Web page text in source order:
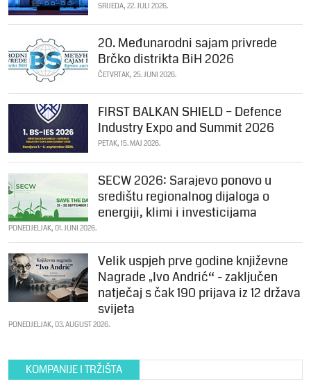
SRIJEDA, 22. JULI 2026.
20. Međunarodni sajam privrede
Brčko distrikta BiH 2026
ČETVRTAK, 25. JUNI 2026.
FIRST BALKAN SHIELD – Defence
Industry Expo and Summit 2026
PETAK, 15. MAJ 2026.
SECW 2026: Sarajevo ponovo u
središtu regionalnog dijaloga o
energiji, klimi i investicijama
PONEDJELJAK, 01. JUNI 2026.
Velik uspjeh prve godine književne
Nagrade „Ivo Andrić“ - zaključen
natječaj s čak 190 prijava iz 12 država
svijeta
PONEDJELJAK, 03. AUGUST 2026.
KOMPANIJE I TRŽIŠTA